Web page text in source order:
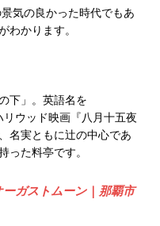
気の良かった時代でもあ
わかります。
下」。英語名を
ウッド映画『八月十五夜
名実ともに辻の中心であ
った料亭です。
ガストムーン | 那覇市